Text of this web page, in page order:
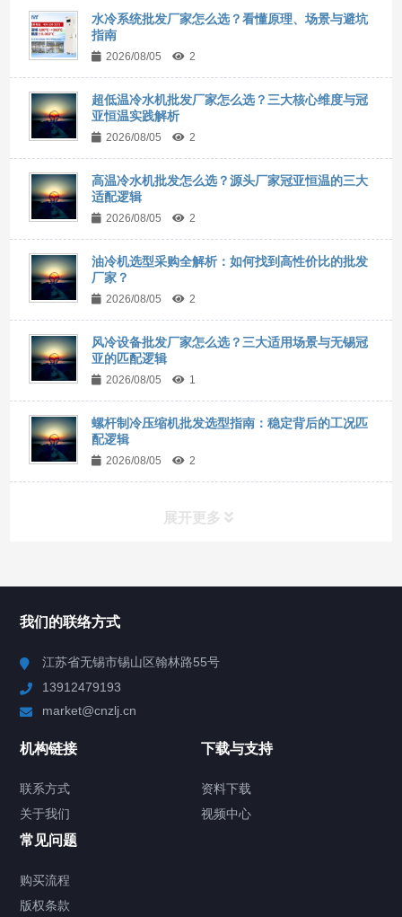
水冷系统批发厂家怎么选？看懂原理、场景与避坑
指南
2026/08/05 2
超低温冷水机批发厂家怎么选？三大核心维度与冠
亚恒温实践解析
2026/08/05 2
高温冷水机批发怎么选？源头厂家冠亚恒温的三大
适配逻辑
2026/08/05 2
油冷机选型采购全解析：如何找到高性价比的批发
厂家？
2026/08/05 2
风冷设备批发厂家怎么选？三大适用场景与无锡冠
亚的匹配逻辑
2026/08/05 1
螺杆制冷压缩机批发选型指南：稳定背后的工况匹
配逻辑
2026/08/05 2
展开更多
Chiller高精度制冷循环器
TCU温度控制单元
Chiller气体控温系统
我们的联络方式
江苏省无锡市锡山区翰林路55号
13912479193
market@cnzlj.cn
机构链接
联系方式
关于我们
下载与支持
资料下载
视频中心
常见问题
购买流程
版权条款